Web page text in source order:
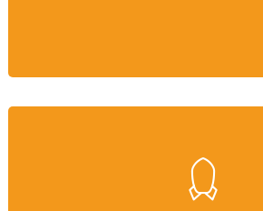
Hit enter to search or ESC to